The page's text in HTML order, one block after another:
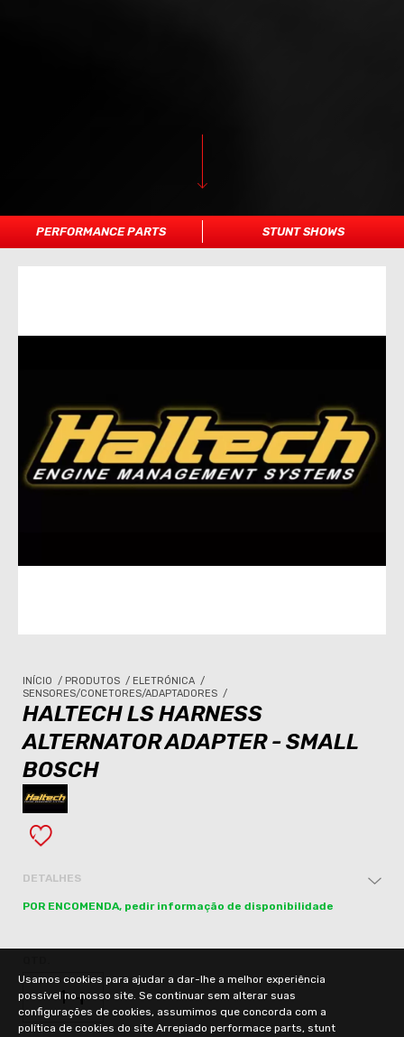
PERFORMANCE PARTS STUNT SHOWS
INÍCIO / PRODUTOS / ELETRÓNICA /
SENSORES/CONETORES/ADAPTADORES /
HALTECH LS HARNESS
ALTERNATOR ADAPTER - SMALL
BOSCH
DETALHES
POR ENCOMENDA, pedir informação de disponibilidade
- +
Usamos cookies para ajudar a dar-lhe a melhor experiência
possível no nosso site. Se continuar sem alterar suas
configurações de cookies, assumimos que concorda com a
política de cookies do site Arrepiado performace parts, stunt